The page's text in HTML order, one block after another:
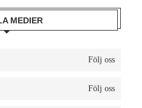
MEDIER
Följ oss
Följ oss